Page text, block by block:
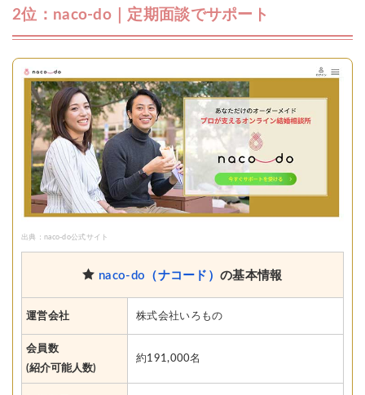
2位：naco-do｜定期面談でサポート
出典：naco-do公式サイト
naco-do（ナコード）の基本情報
運営会社 株式会社いろもの
会員数
(紹介可能人数)
約191,000名